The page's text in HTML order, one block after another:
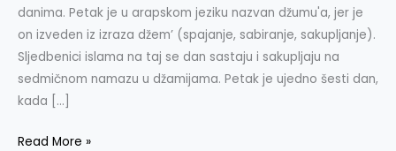
danima. Petak je u arapskom jeziku nazvan džumu'a, jer je
on izveden iz izraza džem’ (spajanje, sabiranje, sakupljanje).
Sljedbenici islama na taj se dan sastaju i sakupljaju na
sedmičnom namazu u džamijama. Petak je ujedno šesti dan,
kada […]
Read More »